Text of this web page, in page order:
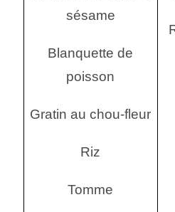
sésame
Blanquette de
poisson
Gratin au chou-fleur
Riz
Tomme